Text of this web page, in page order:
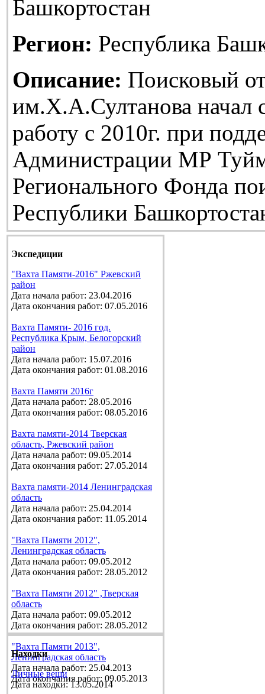
Башкортостан
Регион: Республика
Описание: Поисковый
им.Х.А.Султанова начал
работу с 2010г. при
Администрации МР
Регионального Фонда
Республики
Экспедиции
"Вахта Памяти-2016" Ржевский
район
Дата начала работ: 23.04.2016
Дата окончания работ: 07.05.2016
Вахта Памяти- 2016 год.
Республика Крым, Белогорский
район
Дата начала работ: 15.07.2016
Дата окончания работ: 01.08.2016
Вахта Памяти 2016г
Дата начала работ: 28.05.2016
Дата окончания работ: 08.05.2016
Вахта памяти-2014 Тверская
область, Ржевский район
Дата начала работ: 09.05.2014
Дата окончания работ: 27.05.2014
Вахта памяти-2014 Ленинградская
область
Дата начала работ: 25.04.2014
Дата окончания работ: 11.05.2014
"Вахта Памяти 2012",
Ленинградская область
Дата начала работ: 09.05.2012
Дата окончания работ: 28.05.2012
"Вахта Памяти 2012" ,Тверская
область
Дата начала работ: 09.05.2012
Дата окончания работ: 28.05.2012
"Вахта Памяти 2013",
Ленинградская область
Дата начала работ: 25.04.2013
Дата окончания работ: 09.05.2013
Находки
Личные вещи
Дата находки: 13.05.2014